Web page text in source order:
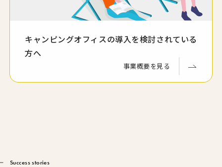
キャンピングオフィスの導入を検討されている
方へ
事業概要を見る
Success stories